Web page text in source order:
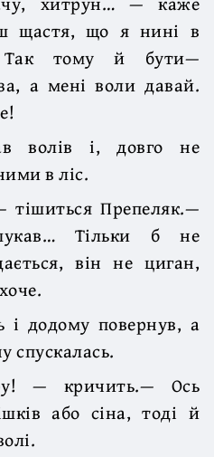
щастя, що я нині в
Так тому й бути—
а мені воли давай.
волів і, довго не
в ліс.
Препеляк.—
Тільки б не
він не циган,
і додому повернув, а
спускалась.
— кричить.— Ось
або сіна, тоді й